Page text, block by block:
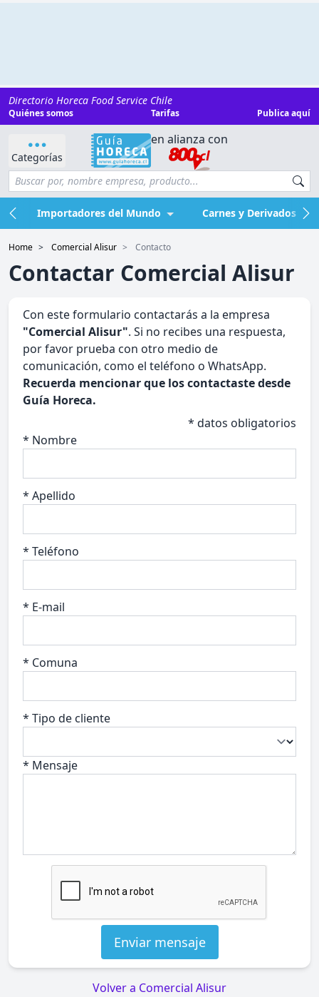
Directorio Horeca Food Service Chile
Quiénes somos Tarifas Publica aquí
Categorías
en alianza con
Importadores del Mundo Carnes y Derivados
Home Comercial Alisur Contacto
Contactar Comercial Alisur
Con este formulario contactarás a la empresa
"Comercial Alisur". Si no recibes una respuesta,
por favor prueba con otro medio de
comunicación, como el teléfono o WhatsApp.
Recuerda mencionar que los contactaste desde
Guía Horeca.
* datos obligatorios
* Nombre
* Apellido
* Teléfono
* E-mail
* Comuna
* Tipo de cliente
* Mensaje
Enviar mensaje
Volver a Comercial Alisur